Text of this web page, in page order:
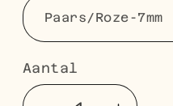
Aantal
Aantal